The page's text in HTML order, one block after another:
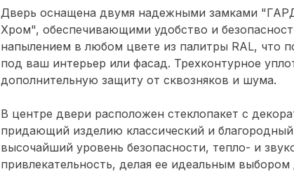
Дверь оснащена двумя надежными замками
Хром", обеспечивающими удобство и
напылением в любом цвете из палитры RAL, что
под ваш интерьер или фасад. Трехконтурное
дополнительную защиту от сквозняков и шума.
В центре двери расположен стеклопакет с
придающий изделию классический и
высочайший уровень безопасности, тепло- и
привлекательность, делая ее идеальным